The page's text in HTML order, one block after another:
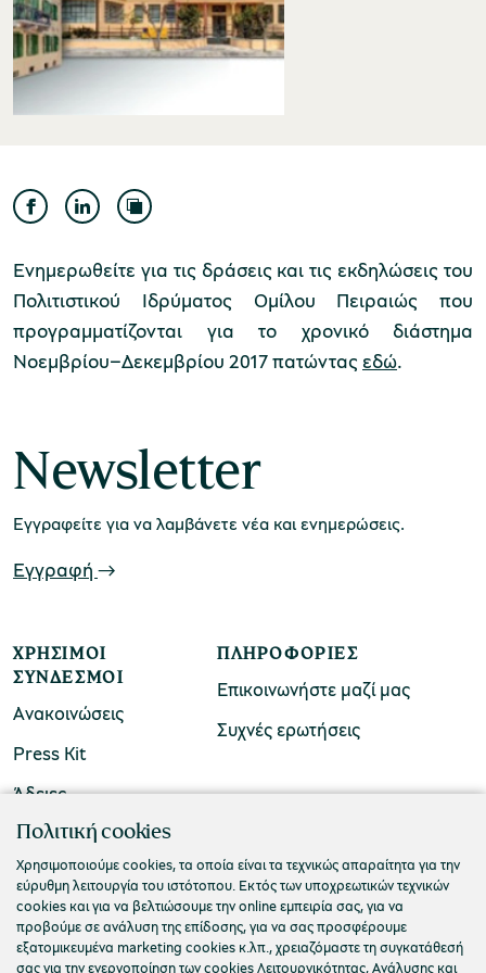
Μουσείο Ελιάς και Ελληνικού Λαδιού
Λέσβου
Τσαλαπάτα
Μουσείο Μαρμαροτεχνίας
Μουσείο Περιβάλλοντος Στυμφαλίας
Μουσείο Μαστίχας Χίου
Μουσείο Αργυροτεχνίας
Ενημερωθείτε για τις δράσεις και τις εκδηλώσεις του
Πολιτιστικού Ιδρύματος Ομίλου Πειραιώς που
προγραμματίζονται για το χρονικό διάστημα
Νοεμβρίου–Δεκεμβρίου 2017 πατώντας εδώ.
Newsletter
Εγγραφείτε για να λαμβάνετε νέα και ενημερώσεις.
Εγγραφή
ΧΡΉΣΙΜΟΙ
ΣΎΝΔΕΣΜΟΙ
Ανακοινώσεις
Press Kit
Άδειες
ΠΛΗΡΟΦΟΡΊΕΣ
Επικοινωνήστε μαζί μας
Συχνές ερωτήσεις
ΠΟΛΙΤΙΣΤΙΚΟ ΙΔΡΥΜΑ ΟΜΙΛΟΥ ΠΕΙΡΑΙΩΣ
Τ. 210 3256922
Ε. info@piop.gr
ΣΥΝΔΕΘΕΙΤΕ ΜΑΖΙ ΜΑΣ
Πολιτική cookies
Χρησιμοποιούμε cookies, τα οποία είναι τα τεχνικώς απαραίτητα για την
εύρυθμη λειτουργία του ιστότοπου. Εκτός των υποχρεωτικών τεχνικών
cookies και για να βελτιώσουμε την online εμπειρία σας, για να
προβούμε σε ανάλυση της επίδοσης, για να σας προσφέρουμε
εξατομικευμένα marketing cookies κ.λπ., χρειαζόμαστε τη συγκατάθεσή
σας για την ενεργοποίηση των cookies Λειτουργικότητας, Ανάλυσης και